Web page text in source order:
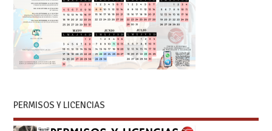
PERMISOS Y LICENCIAS